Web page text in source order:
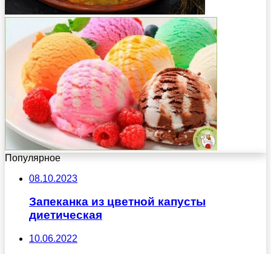
Популярное
08.10.2023
Запеканка из цветной капусты
диетическая
10.06.2022